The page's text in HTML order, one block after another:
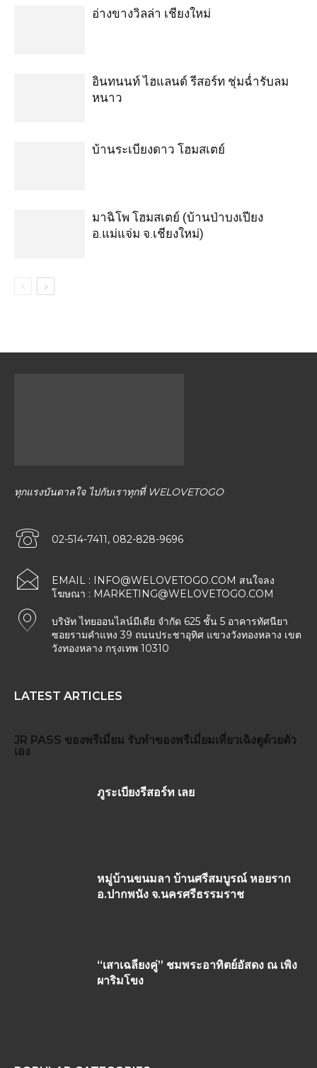
อ่างขางวิลล่า เชียงใหม่
อินทนนท์ ไฮแลนด์ รีสอร์ท ชุ่มฉ่ำรับลม
หนาว
บ้านระเบียงดาว โฮมสเตย์
มาฉิโพ โฮมสเตย์ (บ้านป่าบงเปียง
อ.แม่แจ่ม จ.เชียงใหม่)
ทุกแรงบันดาลใจ ไปกับเราทุกที่ WELOVETOGO
02-514-7411, 082-828-9696
EMAIL : INFO@WELOVETOGO.COM สนใจลง
โฆษณา : MARKETING@WELOVETOGO.COM
บริษัท ไทยออนไลน์มีเดีย จำกัด 625 ชั้น 5 อาคารทัศนียา
ซอยรามคำแหง 39 ถนนประชาอุทิศ แขวงวังทองหลาง เขต
วังทองหลาง กรุงเทพ 10310
LATEST ARTICLES
JR PASS ของพรีเมี่ยม รับทำของพรีเมี่ยมเที่ยวเฉิงตูด้วยตัว
เอง
ภูระเบียงรีสอร์ท เลย
หมู่บ้านขนมลา บ้านศรีสมบูรณ์ หอยราก
อ.ปากพนัง จ.นครศรีธรรมราช
“เสาเฉลียงคู่” ชมพระอาทิตย์อัสดง ณ เพิง
ผาริมโขง